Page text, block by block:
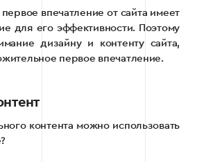
впечатление от сайта имеет
для его эффективности. Поэтому
дизайну и контенту сайта,
первое впечатление.
контента можно использовать